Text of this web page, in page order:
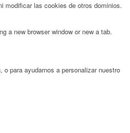
modificar las cookies de otros dominios.
a new browser window or new a tab.
para ayudarnos a personalizar nuestro